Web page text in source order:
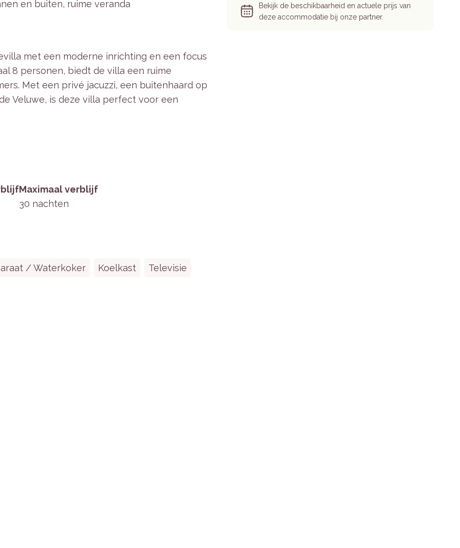
en buiten, ruime veranda
met een moderne inrichting en een focus
8 personen, biedt de villa een ruime
Met een privé jacuzzi, een buitenhaard op
Veluwe, is deze villa perfect voor een
combimagnetron, koelkast met
douche, wastafel en toilet.
terrasmeubilair voor 8 personen en een
Maximaal verblijf
30 nachten
/ Waterkoker Koelkast Televisie
Bekijk de beschikbaarheid en actuele prijs van
deze accommodatie bij onze partner.